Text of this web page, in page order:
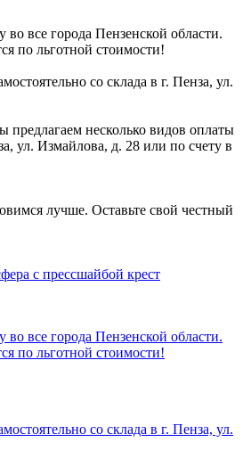
во все города Пензенской области.
по льготной стоимости!
со склада в г. Пенза, ул.
предлагаем несколько видов оплаты
ул. Измайлова, д. 28 или по счету в
лучше. Оставьте свой честный
с прессшайбой крест
во все города Пензенской области.
по льготной стоимости!
со склада в г. Пенза, ул.